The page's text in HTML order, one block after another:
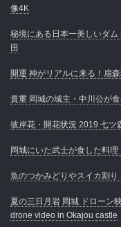
像4K
秘境にある日本一美しいダ
田
開運 神がリアルに来る！扇
貴重 岡城の城主・中川公が
彼岸花・開花状況 2019 七ツ
岡城にいた武士が食した料理
魚のつかみどりやスイカ割り
夏の三日月岩 岡城 ドローン
drone video in Okajou castle